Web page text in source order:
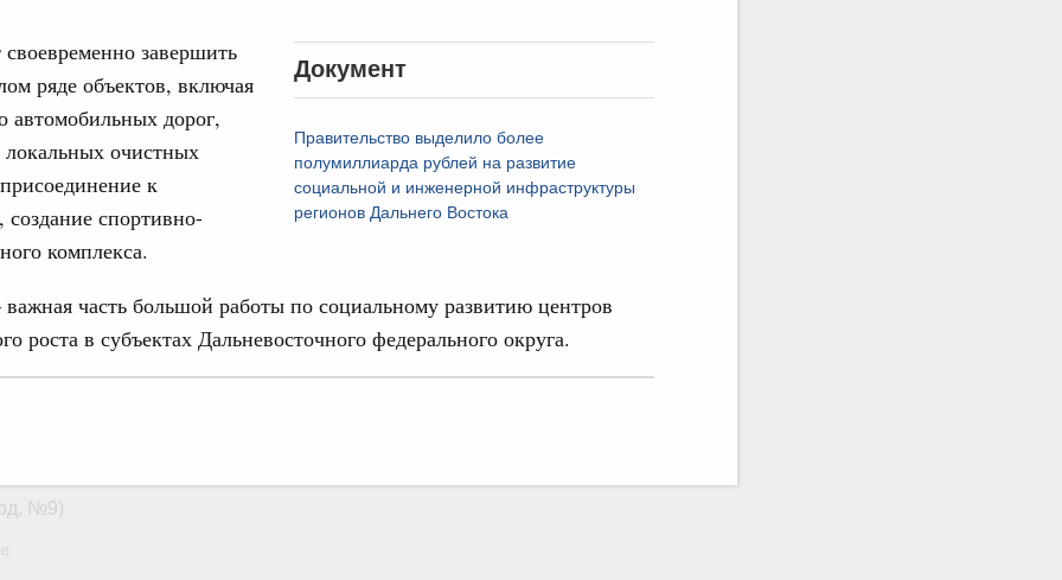
Документ
Правительство выделило более
полумиллиарда рублей на развитие
социальной и инженерной инфраструктуры
регионов Дальнего Востока
завершить
ряде объектов, включая
автомобильных дорог,
локальных очистных
к
создание спортивно-
комплекса.
часть большой работы по социальному развитию центров
роста в субъектах Дальневосточного федерального округа.
№12)
четверг
№11)
№10)
№9)